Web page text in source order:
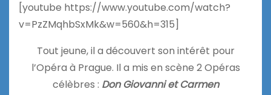
[youtube https://www.youtube.com/watch?
v=PzZMqhbSxMk&w=560&h=315]
Tout jeune, il a découvert son intérêt pour
l’Opéra à Prague. Il a mis en scène 2 Opéras
célèbres : Don Giovanni et Carmen